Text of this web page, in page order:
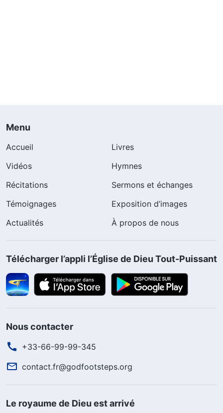
Menu
Accueil
Livres
Vidéos
Hymnes
Récitations
Sermons et échanges
Témoignages
Exposition d’images
Actualités
À propos de nous
Télécharger l’appli l’Église de Dieu Tout-Puissant
Nous contacter
+33-66-99-99-345
contact.fr@godfootsteps.org
Le royaume de Dieu est arrivé